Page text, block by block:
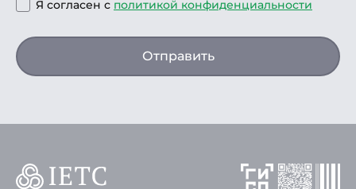
Я согласен с политикой конфиденциальности
Отправить